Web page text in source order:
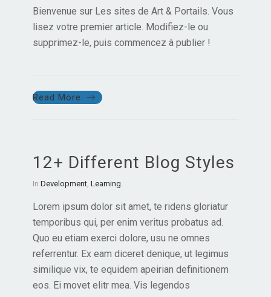
Bienvenue sur Les sites de Art & Portails. Vous
lisez votre premier article. Modifiez-le ou
supprimez-le, puis commencez à publier !
Read More
12+ Different Blog Styles
In Development, Learning
Lorem ipsum dolor sit amet, te ridens gloriatur
temporibus qui, per enim veritus probatus ad.
Quo eu etiam exerci dolore, usu ne omnes
referrentur. Ex eam diceret denique, ut legimus
similique vix, te equidem apeirian definitionem
eos. Ei movet elitr mea. Vis legendos